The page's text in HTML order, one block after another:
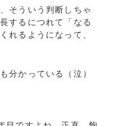
そういう判断しちゃ
するにつれて「なる
れるようになって、
分かっている（泣）